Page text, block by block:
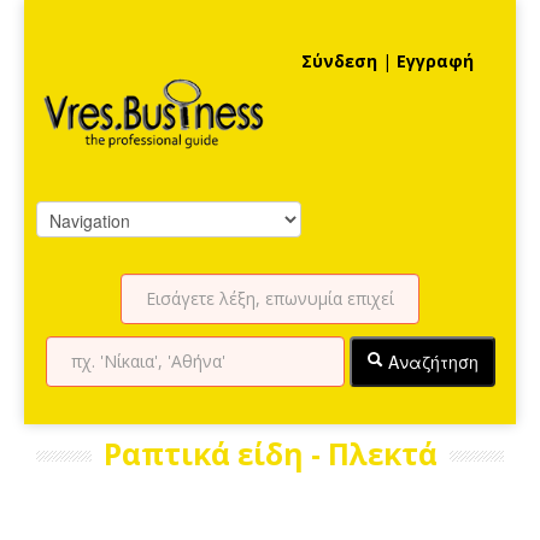
Σύνδεση | Εγγραφή
Αναζήτηση
Ραπτικά είδη - Πλεκτά